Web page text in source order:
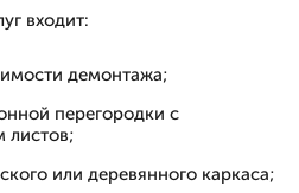
входит:
демонтажа;
перегородки с
листов;
или деревянного каркаса;